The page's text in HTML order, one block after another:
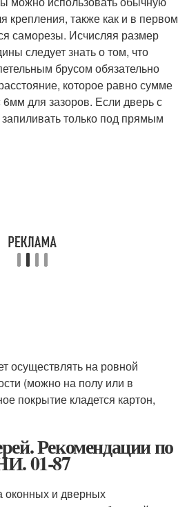
крепления, также как и в первом
саморезы. Исчисляя размер
следует знать о том, что
брусом обязательно
которое равно сумме
для зазоров. Если дверь с
только под прямым
осуществлять на ровной
(можно на полу или в
покрытие кладется картон,
Рекомендации по
01-87
оконных и дверных